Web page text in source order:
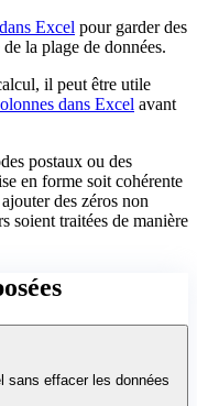
Excel pour garder des
la plage de données.
il peut être utile
dans Excel avant
postaux ou des
en forme soit cohérente
des zéros non
soient traitées de manière
sans effacer les données